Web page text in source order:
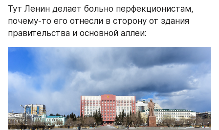
Тут Ленин делает больно перфекционистам,
почему-то его отнесли в сторону от здания
правительства и основной аллеи: